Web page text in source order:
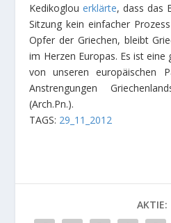
Kedikoglouerklärte, dass das
Sitzung kein einfacher
Opfer der Griechen, bleibt
im Herzen Europas. Es ist
von unseren europäischen
Anstrengungen
(Arch.Pn.).
TAGS: 29_11_2012
AKTIE: